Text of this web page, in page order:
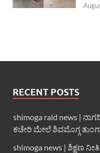
RECENT POSTS
shimoga raid news |
ಕಚೇರಿ ಮೇಲೆ ಶಿವಮೊಗ್ಗ
shimoga news | ಶಿಕ್ಷಣ